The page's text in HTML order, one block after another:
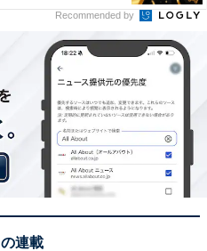
Recommended by
連載